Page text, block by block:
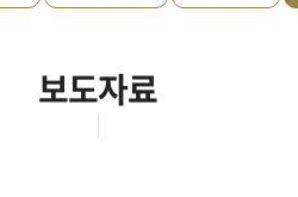
보도자료